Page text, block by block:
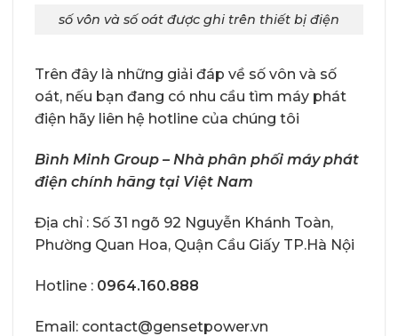
số vôn và số oát được ghi trên thiết bị điện
Trên đây là những giải đáp về số vôn và số
oát, nếu bạn đang có nhu cầu tìm máy phát
điện hãy liên hệ hotline của chúng tôi
Bình Minh Group – Nhà phân phối máy phát
điện chính hãng tại Việt Nam
Địa chỉ : Số 31 ngõ 92 Nguyễn Khánh Toàn,
Phường Quan Hoa, Quận Cầu Giấy TP.Hà Nội
Hotline : 0964.160.888
Email: contact@gensetpower.vn